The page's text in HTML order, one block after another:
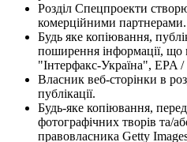
Розділ Спецпроекти
комерційними партнерами.
Будь яке копіювання,
поширення інформації, що
"Інтерфакс-Україна", EPA
Власник веб-сторінки в
публікації.
Будь-яке копіювання,
фотографічних творів та/
правовласника Getty